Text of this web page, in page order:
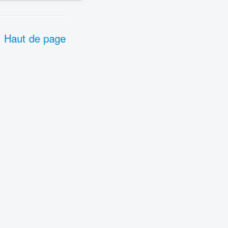
Haut de page